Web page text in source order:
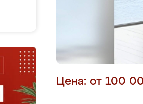
Цена: от 100